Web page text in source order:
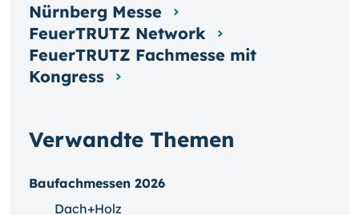
Verwandte Themen
Baufachmessen 2026
Dach+Holz
Nürnberg Messe
FeuerTRUTZ Network
FeuerTRUTZ Fachmesse mit
Kongress